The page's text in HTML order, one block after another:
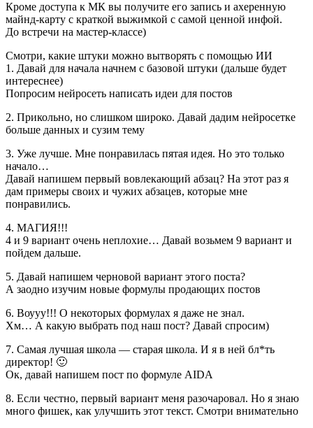
Кроме доступа к МК вы получите его запись и ахеренную
майнд-карту с краткой выжимкой с самой ценной инфой.
До встречи на мастер-классе)
Смотри, какие штуки можно вытворять с помощью ИИ
1. Давай для начала начнем с базовой штуки (дальше будет
интереснее)
Попросим нейросеть написать идеи для постов
2. Прикольно, но слишком широко. Давай дадим нейросетке
больше данных и сузим тему
3. Уже лучше. Мне понравилась пятая идея. Но это только
начало…
Давай напишем первый вовлекающий абзац? На этот раз я
дам примеры своих и чужих абзацев, которые мне
понравились.
4. МАГИЯ!!!
4 и 9 вариант очень неплохие… Давай возьмем 9 вариант и
пойдем дальше.
5. Давай напишем черновой вариант этого поста?
А заодно изучим новые формулы продающих постов
6. Воууу!!! О некоторых формулах я даже не знал.
Хм… А какую выбрать под наш пост? Давай спросим)
7. Самая лучшая школа — старая школа. И я в ней бл*ть
директор! 🙂
Ок, давай напишем пост по формуле AIDA
8. Если честно, первый вариант меня разочаровал. Но я знаю
много фишек, как улучшить этот текст. Смотри внимательно